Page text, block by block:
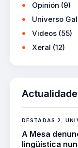
Opinión (9)
Universo
Videos (55)
Xeral (12)
Actualidade
DESTADAS 2,
A Mesa
lingüística